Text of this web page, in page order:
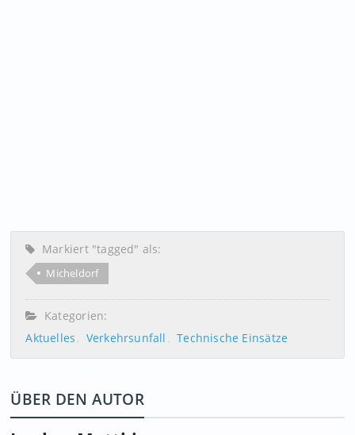
Markiert "tagged" als:
Micheldorf
Kategorien:
Aktuelles
Verkehrsunfall Technische Einsätze
ÜBER DEN AUTOR